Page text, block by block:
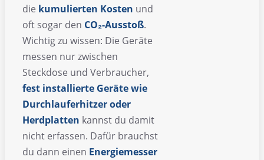
die kumulierten Kosten und
oft sogar den CO₂-Ausstoß.
Wichtig zu wissen: Die Geräte
messen nur zwischen
Steckdose und Verbraucher,
fest installierte Geräte wie
Durchlauferhitzer oder
Herdplatten kannst du damit
nicht erfassen. Dafür brauchst
du dann einen Energiemesser